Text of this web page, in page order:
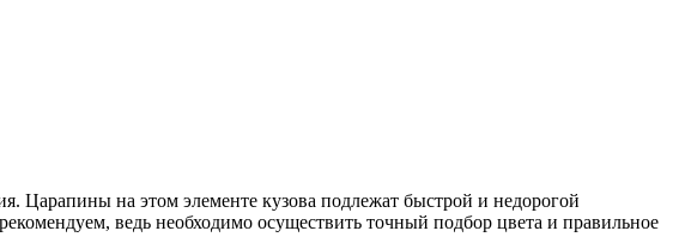
Царапины на этом элементе кузова подлежат быстрой и недорогой
ведь необходимо осуществить точный подбор цвета и правильное